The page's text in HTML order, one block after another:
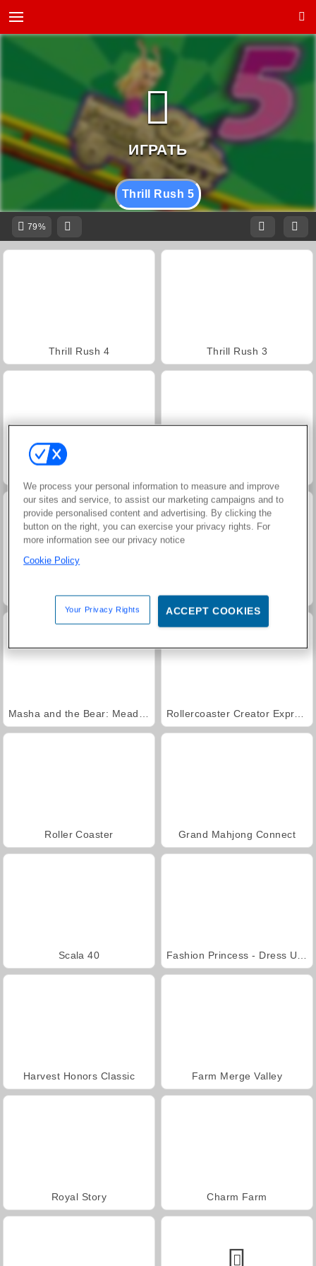
Thrill Rush 5
79%
Thrill Rush 4 Thrill Rush 3
Trollface Quest: USA 2 Jewel Garden Story
Roller Coaster Grand Mahjong Connect
Scala 40
Harvest Honors Classic Farm Merge Valley
Royal Story Charm Farm
We process your personal information to measure and improve
our sites and service, to assist our marketing campaigns and to
provide personalised content and advertising. By clicking the
button on the right, you can exercise your privacy rights. For
more information see our privacy notice
Cookie Policy
Your Privacy Rights ACCEPT COOKIES